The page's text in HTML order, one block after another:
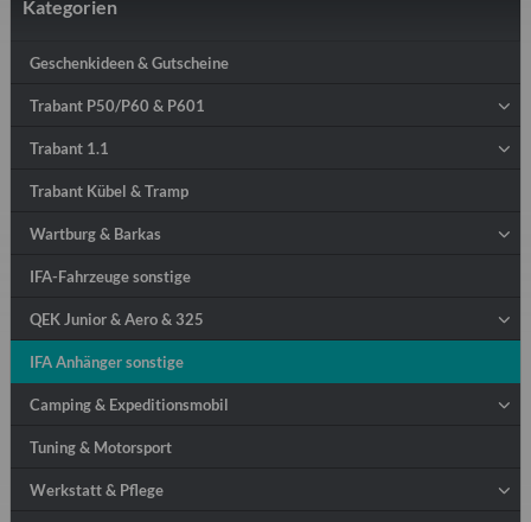
Kategorien
Geschenkideen & Gutscheine
Trabant P50/P60 & P601
Trabant 1.1
Trabant Kübel & Tramp
Wartburg & Barkas
IFA-Fahrzeuge sonstige
QEK Junior & Aero & 325
IFA Anhänger sonstige
Camping & Expeditionsmobil
Tuning & Motorsport
Werkstatt & Pflege